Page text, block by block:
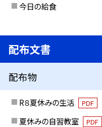
今日の給食
配布文書
配布物
R８夏休みの生活 PDF
夏休みの自習教室
PDF